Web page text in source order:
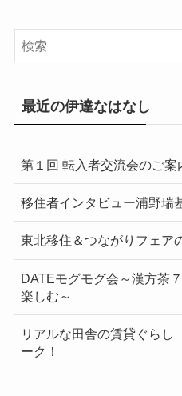
最近の伊達なはなし
第１回 転入者交流会のご案
移住者インタビュー浦野瑞
東北移住＆つながりフェア
DATEモグモグ会～漢方茶
楽しむ～
リアルな田舎の賃貸ぐら
ーク！